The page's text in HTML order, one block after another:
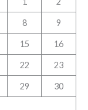
8 9
15 16
22 23
29 30